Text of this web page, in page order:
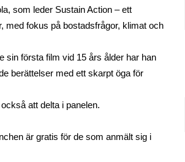
som leder Sustain Action – ett
med fokus på bostadsfrågor, klimat och
sin första film vid 15 års ålder har han
berättelser med ett skarpt öga för
att delta i panelen.
är gratis för de som anmält sig i